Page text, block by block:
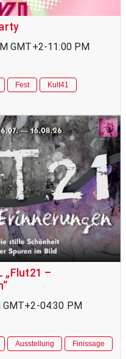
GMT+2-11:00 PM
Fest
Kult41
GMT+2-04:30 PM
Ausstellung
Finissage